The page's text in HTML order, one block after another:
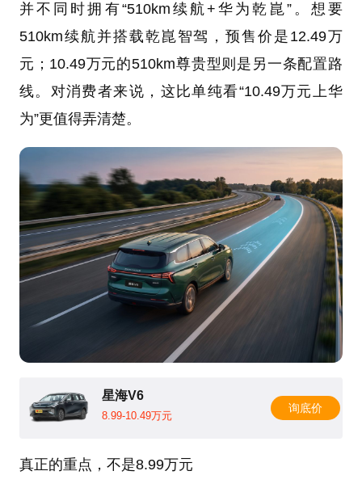
并不同时拥有“510km续航+华为乾崑”。想要
510km续航并搭载乾崑智驾，预售价是12.49万
元；10.49万元的510km尊贵型则是另一条配置路
线。对消费者来说，这比单纯看“10.49万元上华
为”更值得弄清楚。
星海V6
8.99-10.49万元
询底价
真正的重点，不是8.99万元